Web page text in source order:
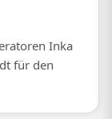
Inka
für den